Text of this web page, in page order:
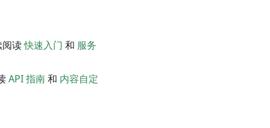
阅读快速入门 和 服务
API 指南和 内容自定